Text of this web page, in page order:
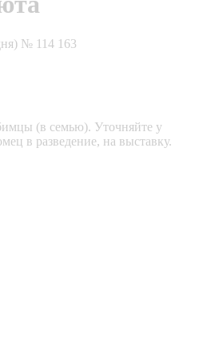
№ 114 163
(в семью). Уточняйте у
в разведение, на выставку.